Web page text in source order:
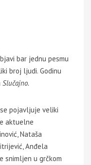
bar jednu pesmu
broj ljudi. Godinu
Slučajno.
pojavljuje veliki
aktuelne
Nataša
Anđela
snimljen u grčkom